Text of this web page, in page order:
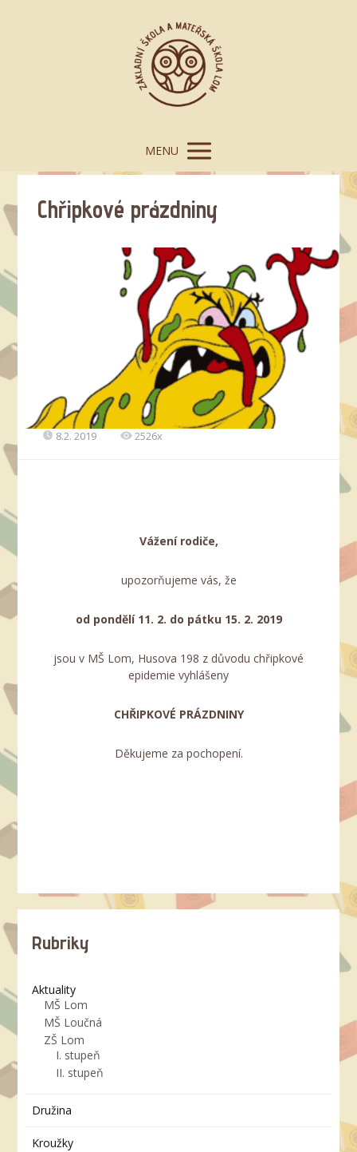
MENU
Chřipkové prázdniny
8.2. 2019 2526x
Vážení rodiče,
upozorňujeme vás, že
od pondělí 11. 2. do pátku 15. 2. 2019
jsou v MŠ Lom, Husova 198 z důvodu chřipkové
epidemie vyhlášeny
CHŘIPKOVÉ PRÁZDNINY
Děkujeme za pochopení.
Rubriky
Aktuality
MŠ Lom
MŠ Loučná
ZŠ Lom
I. stupeň
II. stupeň
Družina
Kroužky